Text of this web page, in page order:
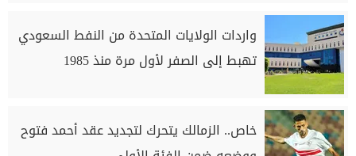
واردات الولايات المتحدة من النفط السعودي
تهبط إلى الصفر لأول مرة منذ 1985
خاص.. الزمالك يتحرك لتجديد عقد أحمد فتوح